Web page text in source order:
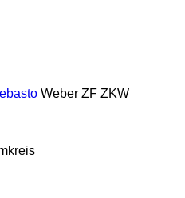
Weber ZF ZKW